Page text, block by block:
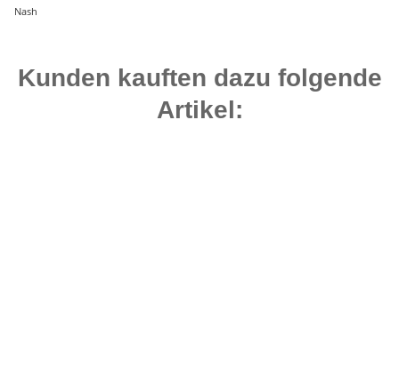
Nash
Kunden kauften dazu folgende
Artikel: